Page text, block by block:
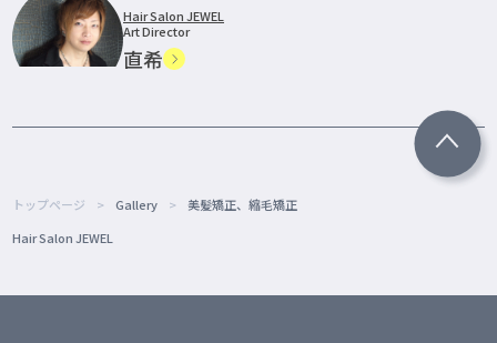
Hair Salon JEWEL
Art Director
直希
トップページ Gallery
美髪矯正、縮毛矯正
Hair Salon JEWEL